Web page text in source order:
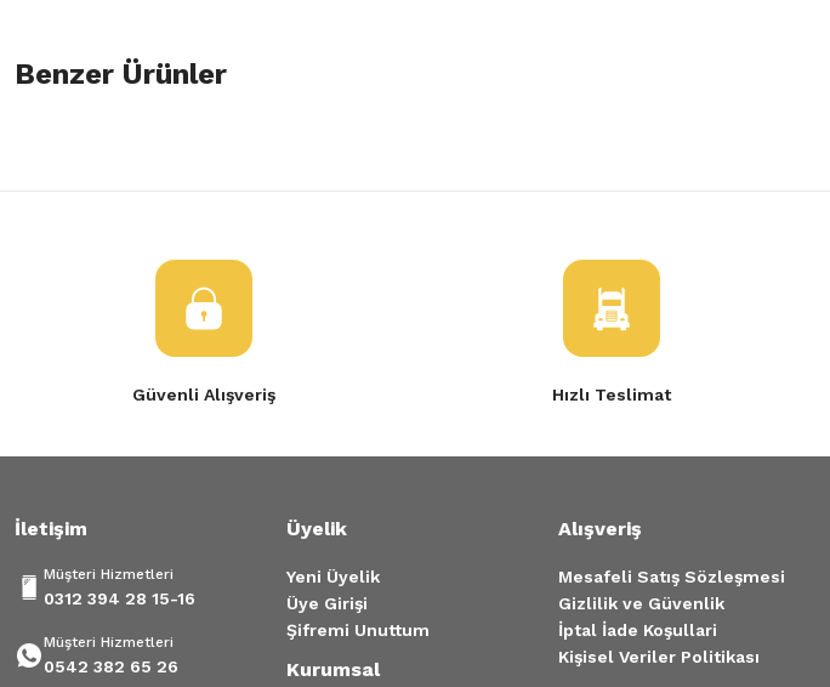
öneri formunu kullanarak tarafımıza iletebilirsiniz.
Ürün açıklamasında eksik bilgiler bulunuyor.
Ürün fiyatı diğer sitelerden daha pahalı.
Bu ürüne benzer farklı alternatifler olmalı.
Benzer Ürünler
Güvenli Alışveriş Hızlı Teslimat
İletişim
Müşteri Hizmetleri
0312 394 28 15-16
Müşteri Hizmetleri
0542 382 65 26
Üyelik
Yeni Üyelik
Üye Girişi
Şifremi Unuttum
Kurumsal
Alışveriş
Mesafeli Satış Sözleşmesi
Gizlilik ve Güvenlik
İptal İade Koşullari
Kişisel Veriler Politikası